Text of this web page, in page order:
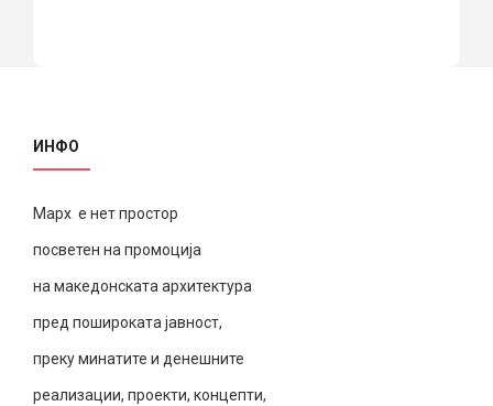
ИНФО
Марх е нет простор
посветен на промоција
на македонската архитектура
пред пошироката јавност,
преку минатите и денешните
реализации, проекти, концепти,